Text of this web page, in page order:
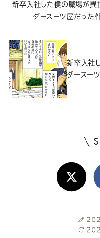
新卒入社した僕の職場が異
ダースーツ屋だった
新卒入社
ダースー
\
投
稿
最